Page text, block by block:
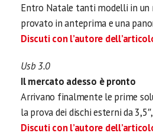
Entro Natale tanti modelli in un
provato in anteprima e una
Discuti con l’autore
Usb 3.0
Il mercato adesso è pronto
Arrivano finalmente le prime
la prova dei dischi esterni da
Discuti con l’autore